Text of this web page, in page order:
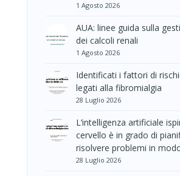
1 Agosto 2026
AUA: linee guida sulla
dei calcoli renali
1 Agosto 2026
Identificati i fattori di
legati alla fibromialgia
28 Luglio 2026
L’intelligenza artificiale
cervello è in grado di
risolvere problemi in
28 Luglio 2026